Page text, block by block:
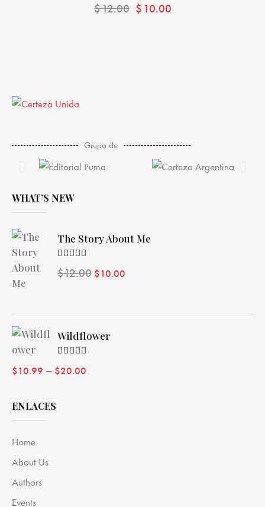
$12.00 $ 10.00
Valorad
o con
Grupo de
WHAT’S NEW
The Story About Me
Valorado
con4.00
$12.00 $10.00
Wildflower
con4.00
$10.99 – $20.00
ENLACES
Home
About Us
Authors
Events